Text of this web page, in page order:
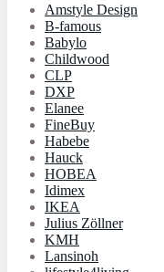
Amstyle Design
B-famous
Babylo
Childwood
CLP
DXP
Elanee
FineBuy
Habebe
Hauck
HOBEA
Idimex
IKEA
Julius Zöllner
KMH
Lansinoh